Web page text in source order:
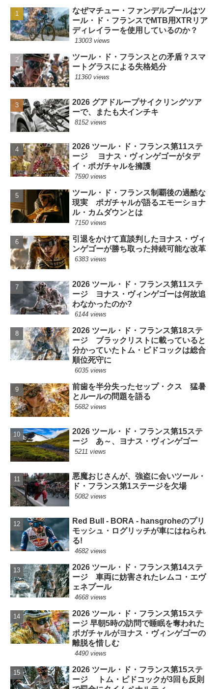
なぜマチュー・ファンデルプールはツ
ール・ド・フランスでMTB用XTRリア
ディレイラーを使用しているのか？
13003 views
ツール・ド・フランスとの矛盾？スマ
ートグラスによる失格処分
11360 views
2026 グアドループサイクリングツア
ーで、またも大インチキ
8152 views
2026 ツール・ド・フランス第11ステ
ージ ヨナス・ヴィンゲゴーがタデ
イ・ポガチャルを擁護
7590 views
ツール・ド・フランス制覇後の過酷な
現実 ポガチャルが語るエモーショナ
ル・カムダウンとは
7150 views
引退をかけて直談判したヨナス・ヴィ
ンゲゴーが勝ち取った持続可能な改革
6383 views
2026 ツール・ド・フランス第11ステ
ージ ヨナス・ヴィンゲゴーは何故追
わなかったのか?
6144 views
2026 ツール・ド・フランス第18ステ
ージ ブラックリストに載っていると
分かっていたトム・ピドコックは総合
順位死守に
6035 views
前歯を半分失ったセップ・クス 猛暑
とルールの問題を語る
5682 views
2026 ツール・ド・フランス第15ステ
ージ あ～、ヨナス・ヴィンゲゴー
5211 views
悪魔おじさんが、強盗に会いツール・
ド・フランス第1ステージを欠場
5082 views
Red Bull - BORA - hansgroheのプリ
モッシュ・ログリッチが車にはねられ
る!
4682 views
2026 ツール・ド・フランス第14ステ
ージ 車両に妨害されたレムコ・エヴ
ェネプール
4668 views
2026 ツール・ド・フランス第15ステ
ージ 早朝5時の訪問で睡眠を奪われた
ポガチャルがヨナス・ヴィンゲゴーの
離脱を惜しむ
4490 views
2026 ツール・ド・フランス第15ステ
ージ トム・ピドコックが3回も反則